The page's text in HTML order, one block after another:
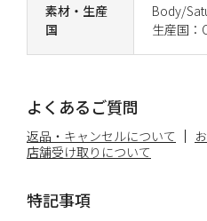
素材・生産
国
Body/
生産国：
よくあるご質問
返品・キャンセルについて
店舗受け取りについて
特記事項